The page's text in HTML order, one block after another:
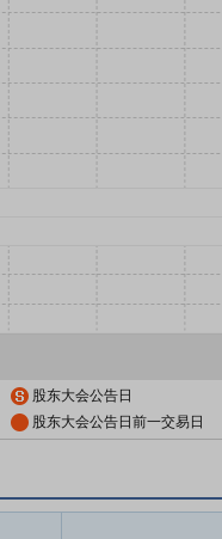
股东大会公告日
股东大会公告日前一交易日